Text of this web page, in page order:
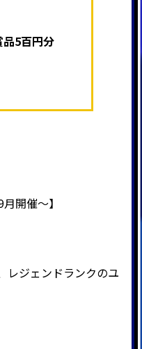
品5百円分
開催～】
レジェンドランクのユ